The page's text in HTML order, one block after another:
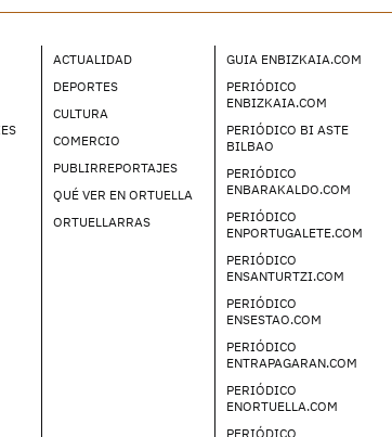
ACTUALIDAD
DEPORTES
CULTURA
COMERCIO
PUBLIRREPORTAJES
QUÉ VER EN ORTUELLA
ORTUELLARRAS
GUIA ENBIZKAIA.COM
PERIÓDICO
ENBIZKAIA.COM
PERIÓDICO BI ASTE
BILBAO
PERIÓDICO
ENBARAKALDO.COM
PERIÓDICO
ENPORTUGALETE.COM
PERIÓDICO
ENSANTURTZI.COM
PERIÓDICO
ENSESTAO.COM
PERIÓDICO
ENTRAPAGARAN.COM
PERIÓDICO
ENORTUELLA.COM
PERIÓDICO